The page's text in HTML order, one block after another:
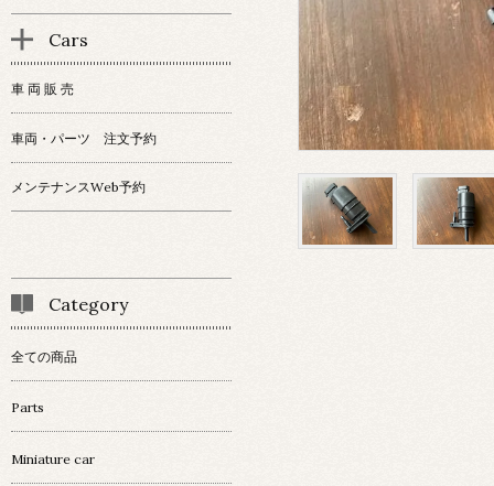
Cars
車 両 販 売
車両・パーツ 注文予約
メンテナンスWeb予約
Category
全ての商品
Parts
Miniature car